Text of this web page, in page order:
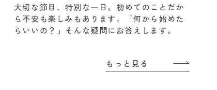
大切な節目、特別な一日。初めてのことだか
ら不安も楽しみもあります。
「何から始めた
らいいの？」そんな疑問にお答えします。
もっと見る